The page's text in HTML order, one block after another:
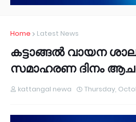
Home Latest News
കട്ടാങ്ങൽ വായന
സമാഹരണ ദിനം
kattangal newa Thursday,